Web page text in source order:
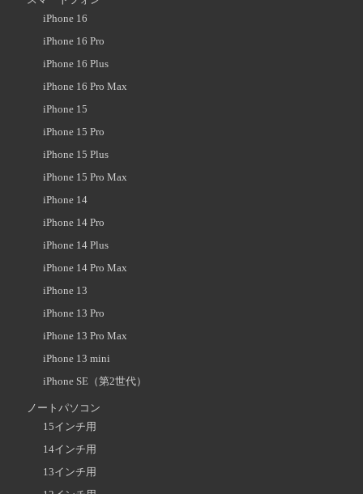
iPhone 16
iPhone 16 Pro
iPhone 16 Plus
iPhone 16 Pro Max
iPhone 15
iPhone 15 Pro
iPhone 15 Plus
iPhone 15 Pro Max
iPhone 14
iPhone 14 Pro
iPhone 14 Plus
iPhone 14 Pro Max
iPhone 13
iPhone 13 Pro
iPhone 13 Pro Max
iPhone 13 mini
iPhone SE（第2世代）
ノートパソコン
15インチ用
14インチ用
13インチ用